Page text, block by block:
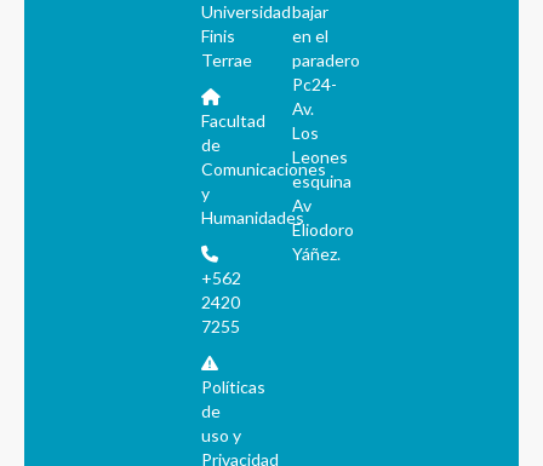
Universidad
Finis
Terrae
Facultad
de
Comunicaciones
y
Humanidades
+562
2420
7255
Políticas
de
uso y
Privacidad
bajar
en el
paradero
Pc24-
Av.
Los
Leones
esquina
Av
Eliodoro
Yáñez.